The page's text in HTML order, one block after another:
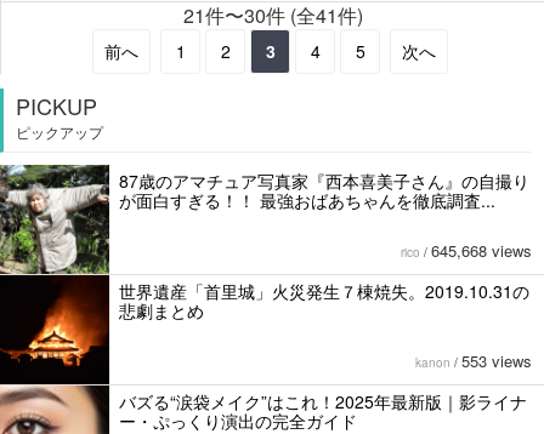
21件〜30件 (全41件)
前へ 1 2 3 4 5 次へ
PICKUP
ピックアップ
87歳のアマチュア写真家『西本喜美子さん』の自撮り
が面白すぎる！！ 最強おばあちゃんを徹底調査...
rico / 645,668 views
世界遺産「首里城」火災発生７棟焼失。2019.10.31の
悲劇まとめ
kanon / 553 views
バズる“涙袋メイク”はこれ！2025年最新版｜影ライナ
ー・ぷっくり演出の完全ガイド